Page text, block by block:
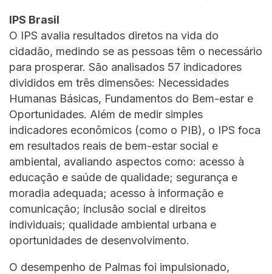
IPS Brasil
O IPS avalia resultados diretos na vida do
cidadão, medindo se as pessoas têm o necessário
para prosperar. São analisados 57 indicadores
divididos em três dimensões: Necessidades
Humanas Básicas, Fundamentos do Bem-estar e
Oportunidades. Além de medir simples
indicadores econômicos (como o PIB), o IPS foca
em resultados reais de bem-estar social e
ambiental, avaliando aspectos como: acesso à
educação e saúde de qualidade; segurança e
moradia adequada; acesso à informação e
comunicação; inclusão social e direitos
individuais; qualidade ambiental urbana e
oportunidades de desenvolvimento.
O desempenho de Palmas foi impulsionado,